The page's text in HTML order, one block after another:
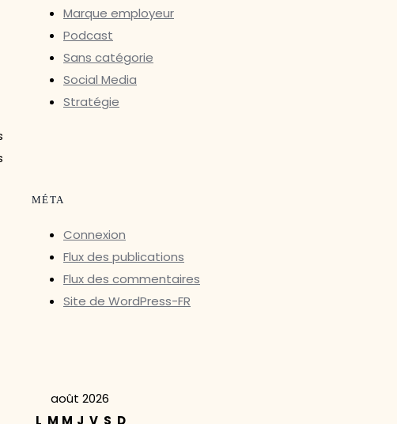
Marque employeur
Podcast
Sans catégorie
Social Media
Stratégie
MÉTA
Connexion
Flux des publications
Flux des commentaires
Site de WordPress-FR
août 2026
L M M J V S D